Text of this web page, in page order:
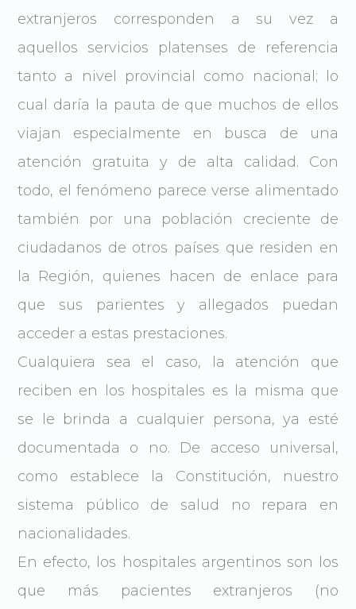
extranjeros corresponden a su vez a
aquellos servicios platenses de referencia
tanto a nivel provincial como nacional; lo
cual daría la pauta de que muchos de ellos
viajan especialmente en busca de una
atención gratuita y de alta calidad. Con
todo, el fenómeno parece verse alimentado
también por una población creciente de
ciudadanos de otros países que residen en
la Región, quienes hacen de enlace para
que sus parientes y allegados puedan
acceder a estas prestaciones.
Cualquiera sea el caso, la atención que
reciben en los hospitales es la misma que
se le brinda a cualquier persona, ya esté
documentada o no. De acceso universal,
como establece la Constitución, nuestro
sistema público de salud no repara en
nacionalidades.
En efecto, los hospitales argentinos son los
que más pacientes extranjeros (no